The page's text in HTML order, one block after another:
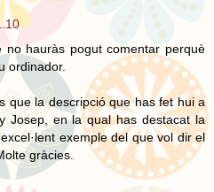
no hauràs pogut comentar perquè
ordinador.
que la descripció que has fet hui a
Josep, en la qual has destacat la
exemple del que vol dir el
gràcies.